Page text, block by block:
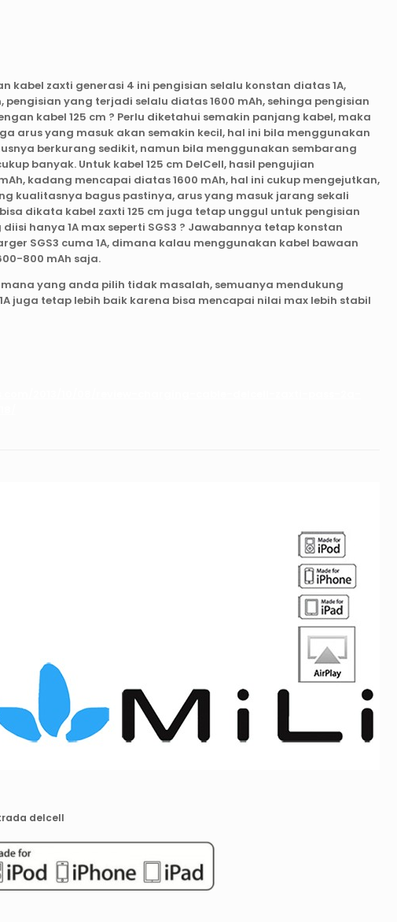
kabel zaxti generasi 4 ini pengisian selalu konstan diatas 1A,
pengisian yang terjadi selalu diatas 1600 mAh, sehinga pengisian
kabel 125 cm ? Perlu diketahui semakin panjang kabel, maka
arus yang masuk akan semakin kecil, hal ini bila menggunakan
berkurang sedikit, namun bila menggunakan sembarang
banyak. Untuk kabel 125 cm DelCell, hasil pengujian
kadang mencapai diatas 1600 mAh, hal ini cukup mengejutkan,
kualitasnya bagus pastinya, arus yang masuk jarang sekali
dikata kabel zaxti 125 cm juga tetap unggul untuk pengisian
hanya 1A max seperti SGS3 ? Jawabannya tetap konstan
SGS3 cuma 1A, dimana kalau menggunakan kabel bawaan
800 mAh saja.
yang anda pilih tidak masalah, semuanya mendukung
juga tetap lebih baik karena bisa mencapai nilai max lebih stabil
delcell